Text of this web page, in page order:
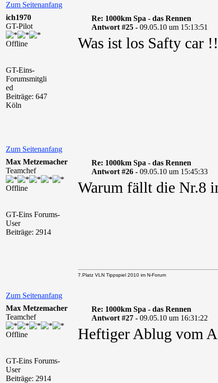
Zum Seitenanfang
ich1970
GT-Pilot
Offline
GT-Eins-
Forumsmitgli
ed
Beiträge: 647
Köln
Re: 1000km Spa - das Rennen
Antwort #25 - 09.05.10 um 15:13:51
Was ist los Safty car
Zum Seitenanfang
Max Metzemacher
Teamchef
Offline
GT-Eins Forums-
User
Beiträge: 2914
Re: 1000km Spa - das Rennen
Antwort #26 - 09.05.10 um 15:45:33
Warum fällt die Nr.8
Zum Seitenanfang
7.Platz VLN Tippspiel 2010 im N-Forum
Max Metzemacher
Teamchef
Offline
GT-Eins Forums-
User
Beiträge: 2914
Re: 1000km Spa - das Rennen
Antwort #27 - 09.05.10 um 16:31:22
Heftiger Ablug vom